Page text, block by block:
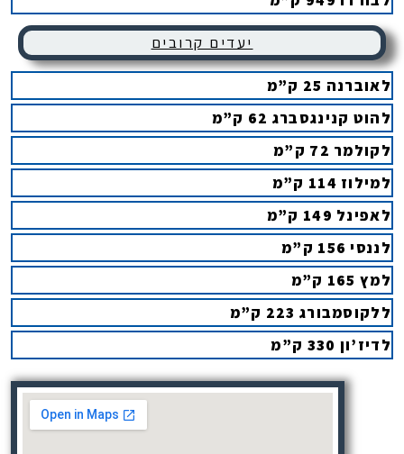
יעדים קרובים
לאוברנה 25 ק”מ
להוט קנינגסברג 62 ק”מ
לקולמר 72 ק”מ
למילוז 114 ק”מ
לאפינל 149 ק”מ
לננסי 156 ק”מ
למץ 165 ק”מ
ללקוסמבורג 223 ק”מ
לדיז’ון 330 ק”מ